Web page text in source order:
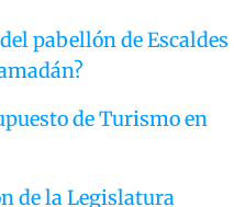
pabellón de Escaldes
de Turismo en
de la Legislatura